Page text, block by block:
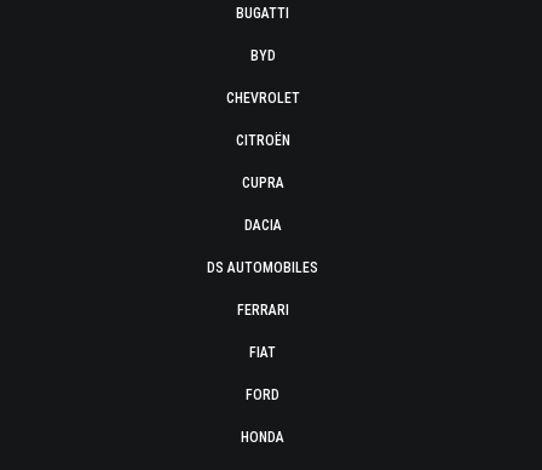
BUGATTI
BYD
CHEVROLET
CITROËN
CUPRA
DACIA
DS AUTOMOBILES
FERRARI
FIAT
FORD
HONDA